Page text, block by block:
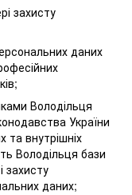
захисту
даних
Володільця
України
та внутрішніх
Володільця бази
захисту
даних;